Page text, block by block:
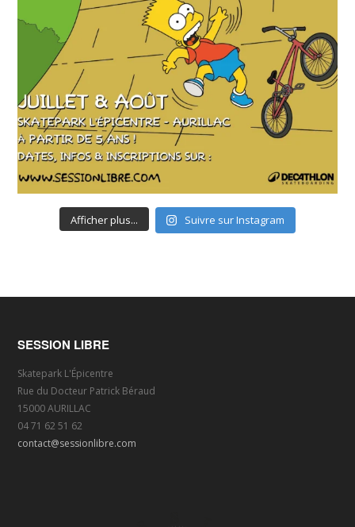
Afficher plus... Suivre sur Instagram
SESSION LIBRE
Skatepark L'Épicentre
Rue du Docteur Patrick Béraud
15000 AURILLAC
04 71 62 51 62
contact@sessionlibre.com